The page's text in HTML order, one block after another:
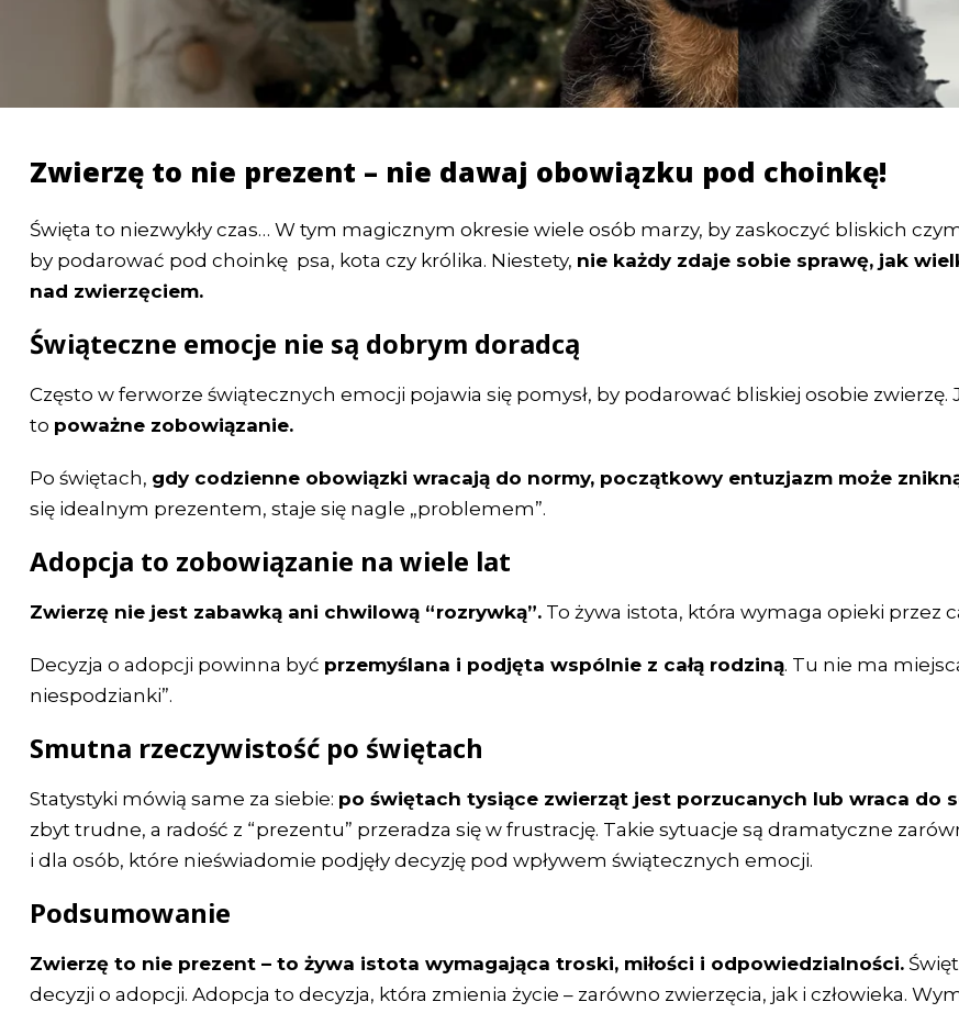
Zwierzę to nie prezent – nie dawaj obowiązku pod choinkę!
Święta to niezwykły czas… W tym magicznym okresie wiele osób marzy, by zaskoczyć bliskich
by podarować pod choinkę psa, kota czy królika. Niestety, nie każdy zdaje sobie sprawę, jak
nad zwierzęciem.
Świąteczne emocje nie są dobrym doradcą
Często w ferworze świątecznych emocji pojawia się pomysł, by podarować bliskiej osobie
to poważne zobowiązanie.
Po świętach, gdy codzienne obowiązki wracają do normy, początkowy entuzjazm może
się idealnym prezentem, staje się nagle „problemem”.
Adopcja to zobowiązanie na wiele lat
Zwierzę nie jest zabawką ani chwilową “rozrywką”. To żywa istota, która wymaga opieki przez
Decyzja o adopcji powinna być przemyślana i podjęta wspólnie z całą rodziną. Tu nie ma
niespodzianki”.
Smutna rzeczywistość po świętach
Statystyki mówią same za siebie: po świętach tysiące zwierząt jest porzucanych lub wraca do
zbyt trudne, a radość z “prezentu” przeradza się w frustrację. Takie sytuacje są dramatyczne
i dla osób, które nieświadomie podjęły decyzję pod wpływem świątecznych emocji.
Podsumowanie
Zwierzę to nie prezent – to żywa istota wymagająca troski, miłości i odpowiedzialności.
decyzji o adopcji. Adopcja to decyzja, która zmienia życie – zarówno zwierzęcia, jak i człowieka.